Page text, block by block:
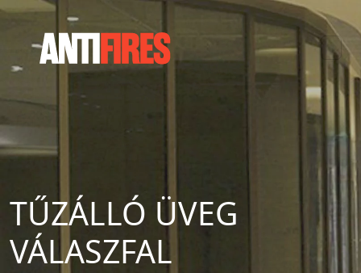
TŰZÁLLÓ ÜVEG
VÁLASZFAL